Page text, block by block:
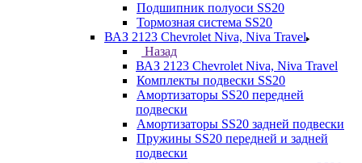
Подшипник полуоси SS20
Тормозная система SS20
ВАЗ 2123 Chevrolet Niva, Niva Travel
Назад
ВАЗ 2123 Chevrolet Niva, Niva Travel
Комплекты подвески SS20
Амортизаторы SS20 передней
подвески
Амортизаторы SS20 задней подвески
Пружины SS20 передней и задней
подвески